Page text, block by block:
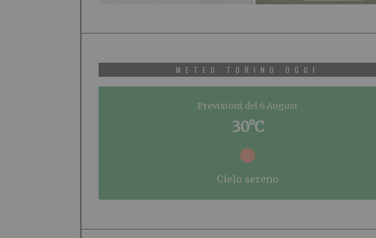
METEO TORINO OGGI
Previsioni del 6 August
30°C
cielo sereno